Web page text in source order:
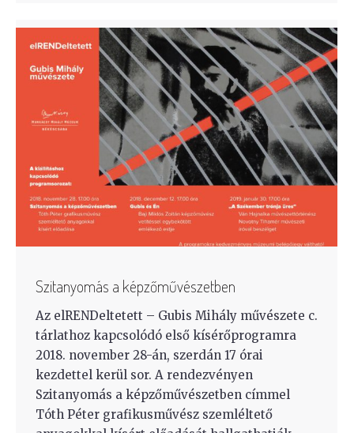
Szitanyomás a képzőművészetben
Az elRENDeltetett – Gubis Mihály művészete c.
tárlathoz kapcsolódó első kísérőprogramra
2018. november 28-án, szerdán 17 órai
kezdettel kerül sor. A rendezvényen
Szitanyomás a képzőművészetben címmel
Tóth Péter grafikusművész szemléltető